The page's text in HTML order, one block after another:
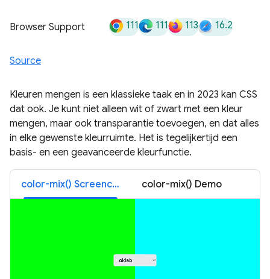
Browser Support 111 111 113 16.2
Source
Kleuren mengen is een klassieke taak en in 2023 kan CSS
dat ook. Je kunt niet alleen wit of zwart met een kleur
mengen, maar ook transparantie toevoegen, en dat alles
in elke gewenste kleurruimte. Het is tegelijkertijd een
basis- en een geavanceerde kleurfunctie.
color-mix() Screencast color-mix() Demo